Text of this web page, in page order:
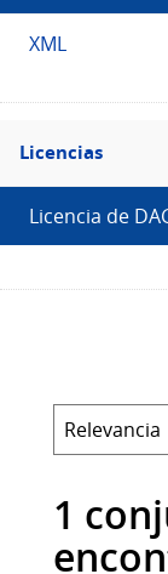
XML
Filtro
Licencias
Licencias
Licencia de
1